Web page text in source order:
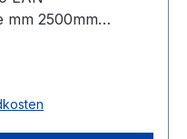
mm 2500mm
ja Norm DIN
Polyester